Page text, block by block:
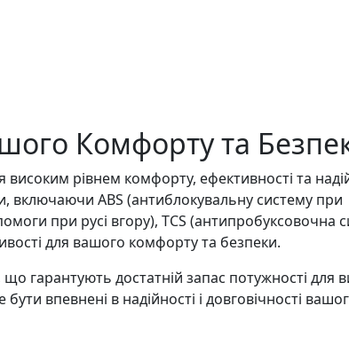
Комфорту та
високим рівнем комфорту, ефективності та
ABS (антиблокувальну систему при
при русі вгору), TCS (антипробуксовочна
для вашого комфорту та безпеки.
гарантують достатній запас потужності для
впевнені в надійності і довговічності